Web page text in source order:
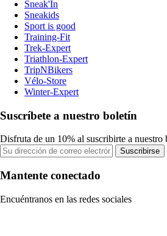
Sneak'In
Sneakids
Sport is good
Training-Fit
Trek-Expert
Triathlon-Expert
TripNBikers
Vélo-Store
Winter-Expert
Suscríbete a nuestro boletín
Disfruta de un 10% al suscribirte a nuestro
Suscribirse
Mantente conectado
Encuéntranos en las redes sociales